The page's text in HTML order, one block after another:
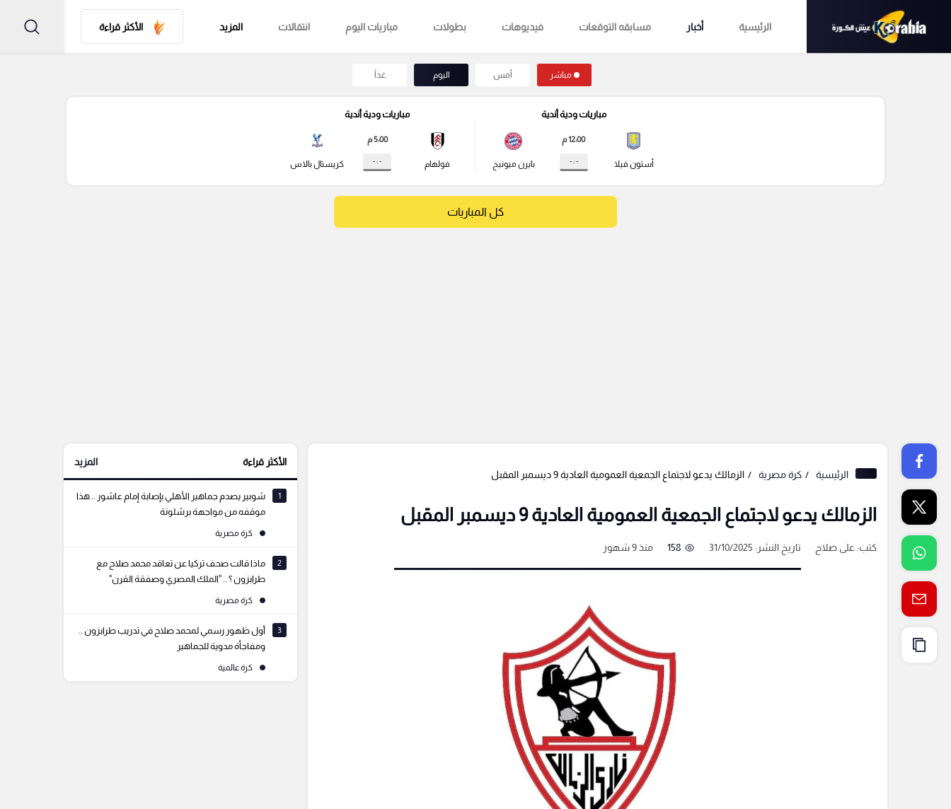
الرئيسية أخبار مسابقه التوقعات فيديوهات بطولات مباريات اليوم انتقالات المزيد الأكثر قراءة
مباشر أمس اليوم غداً
مباريات ودية أندية
أستون فيلا
12:00 م
- : - بايرن ميونيخ
مباريات ودية أندية
فولهام
5:00 م
- : - كريستال بالاس
كل المباريات
الرئيسية كرة مصرية الزمالك يدعو لاجتماع الجمعية العمومية العادية 9 ديسمبر المقبل
الزمالك يدعو لاجتماع الجمعية العمومية العادية 9 ديسمبر المقبل
كتب: على صلاح تاريخ النشر: 31/10/2025 158 منذ 9 شهور
الأكثر قراءة المزيد
1
شوبير يصدم جماهير الأهلي بإصابة إمام عاشور .. هذا
موقفه من مواجهة برشلونة
كرة مصرية
2
ماذا قالت صحف تركيا عن تعاقد محمد صلاح مع
طرابزون ؟ .. "الملك المصري وصفقة القرن"
كرة مصرية
3
أول ظهور رسمي لمحمد صلاح في تدريب طرابزون ..
ومفاجأة مدوية للجماهير
كرة عالمية